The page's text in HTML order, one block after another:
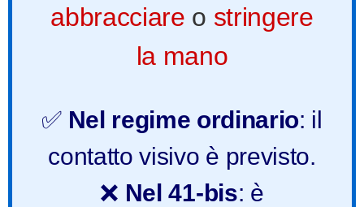
abbracciare o stringere
la mano
✅ Nel regime ordinario: il
contatto visivo è previsto.
❌ Nel 41-bis: è